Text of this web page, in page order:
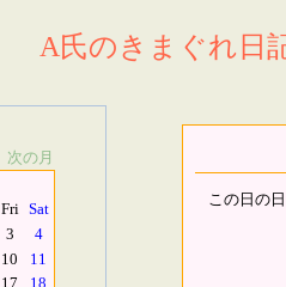
A氏のきまぐれ日
次の月
Fri Sat
3
4
10
11
17
18
この日の